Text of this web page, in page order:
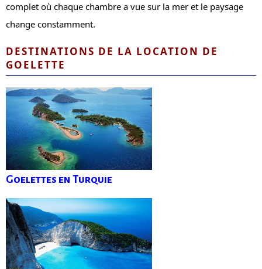
complet où chaque chambre a vue sur la mer et le paysage
change constamment.
DESTINATIONS DE LA LOCATION DE
GOELETTE
Goelettes en Turquie